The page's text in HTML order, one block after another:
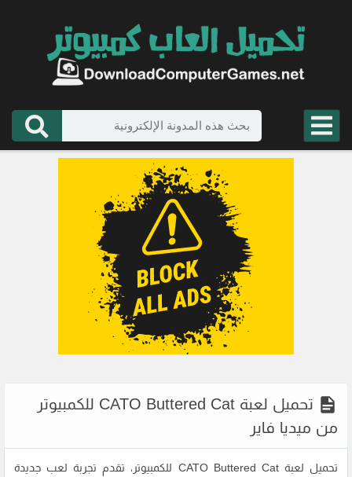
تحميل لعبة CATO Buttered Cat للكمبيوتر
من ميديا فاير
تحميل لعبة CATO Buttered Cat للكمبيوتر، تقدم تجربة لعب جديدة